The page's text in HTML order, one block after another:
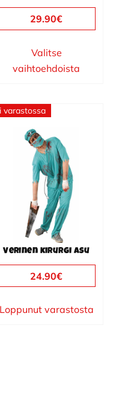
29.90€
Valitse
vaihtoehdoista
varastossa
Verinen kirurgi asu
24.90€
Loppunut varastosta